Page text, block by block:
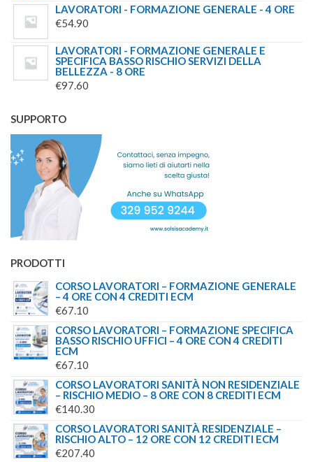
€146.00.€120.00.
ORIGINALE
€799.00.
ATTUALE
€699.00.
LAVORATORI - FORMAZIONE GENERALE - 4 ORE
€54.90
LAVORATORI - FORMAZIONE GENERALE E
SPECIFICA BASSO RISCHIO SERVIZI DELLA
BELLEZZA - 8 ORE
€97.60
SUPPORTO
PRODOTTI
CORSO LAVORATORI – FORMAZIONE GENERALE
– 4 ORE CON 4 CREDITI ECM
€67.10
CORSO LAVORATORI – FORMAZIONE SPECIFICA
BASSO RISCHIO UFFICI – 4 ORE CON 4 CREDITI
ECM
€67.10
CORSO LAVORATORI SANITÀ NON RESIDENZIALE
– RISCHIO MEDIO – 8 ORE CON 8 CREDITI ECM
€140.30
CORSO LAVORATORI SANITÀ RESIDENZIALE –
RISCHIO ALTO – 12 ORE CON 12 CREDITI ECM
€207.40